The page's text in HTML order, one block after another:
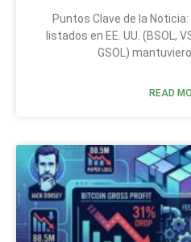
Puntos Clave de la
listados en EE. UU. (BSOL,
GSOL)
READ